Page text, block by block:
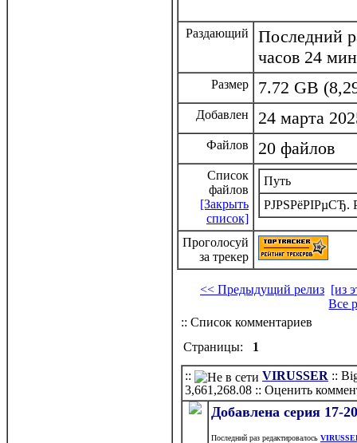
Раздающий
Последний
часов 24
Размер 7.72 GB
Добавлен 24 марта
Файлов 20 файлов
Список
файлов
[Закрыть
список]
Путь
РЈРЅРёРІРµСЂ.
Проголосуй
за трекер
<< Предыдущий релиз [из
Все
:: Список комментариев
Страницы:
1
:: VIRUSSER ::
3,661,268.08 :: Оценить
Добавлена серия 17-20
Последний раз редактировалось